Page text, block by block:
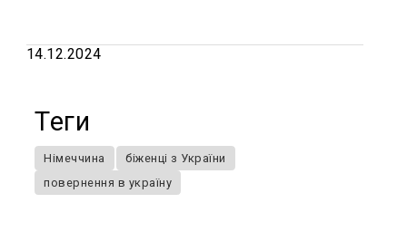
14.12.2024
Теги
Німеччина
біженці з України
повернення в україну